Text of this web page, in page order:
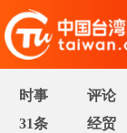
时事 评论
31条
经贸